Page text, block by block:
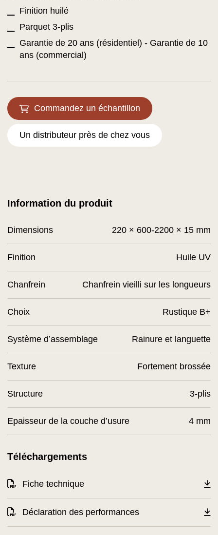
Finition huilé
Parquet 3-plis
Garantie de 20 ans (résidentiel) - Garantie de 10
ans (commercial)
Commandez un échantillon
Un distributeur près de chez vous
Téléchargements
Fiche technique
Déclaration des performances
Information du produit
Dimensions 220 × 600-2200 × 15 mm
Finition Huile UV
Chanfrein Chanfrein vieilli sur les longueurs
Choix Rustique B+
Système d’assemblage Rainure et languette
Texture Fortement brossée
Structure 3-plis
Epaisseur de la couche d’usure 4 mm